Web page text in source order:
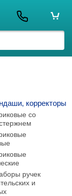
корректоры
со
ручек
и